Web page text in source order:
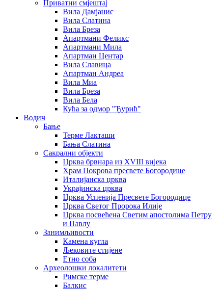
Приватни смјештај
Вила Дамјанис
Вила Слатина
Вила Бреза
Апартмани Феликс
Апартмани Мила
Апартман Центар
Вила Славица
Апартман Андреа
Вила Миа
Вила Бреза
Вила Бела
Кућа за одмор "Ђурић"
Водич
Бање
Терме Лакташи
Бања Слатина
Сакрални објекти
Црква брвнара из XVIII вијека
Храм Покрова пресвете Богородице
Италијанска црква
Украјинска црква
Црква Успенија Пресвете Богородице
Црква Светог Пророка Илије
Црква посвећена Светим апостолима Петру
и Павлу
Занимљивости
Камена кугла
Љековите стијене
Етно соба
Археолошки локалитети
Римске терме
Балкис